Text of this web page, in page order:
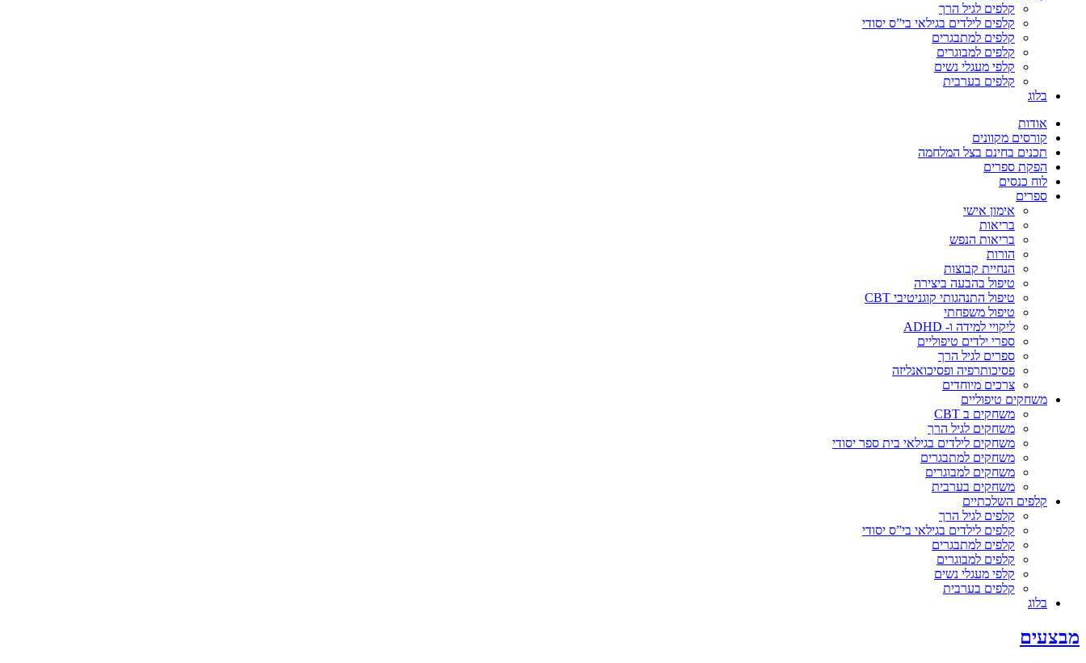
קלפים לגיל הרך
קלפים לילדים בגילאי בי”ס יסודי
קלפים למתבגרים
קלפים למבוגרים
קלפי מעגלי נשים
קלפים בערבית
בלוג
אודות
קורסים מקוונים
תכנים בחינם בצל המלחמה
הפקת ספרים
לוח כנסים
ספרים
אימון אישי
בריאות
בריאות הנפש
הורות
הנחיית קבוצות
טיפול בהבעה ביצירה
טיפול התנהגותי קוגניטיבי CBT
טיפול משפחתי
ליקויי למידה ו- ADHD
ספרי ילדים טיפוליים
ספרים לגיל הרך
פסיכותרפיה ופסיכואנליזה
צרכים מיוחדים
משחקים טיפוליים
משחקים ב CBT
משחקים לגיל הרך
משחקים לילדים בגילאי בית ספר יסודי
משחקים למתבגרים
משחקים למבוגרים
משחקים בערבית
קלפים השלכתיים
קלפים לגיל הרך
קלפים לילדים בגילאי בי”ס יסודי
קלפים למתבגרים
קלפים למבוגרים
קלפי מעגלי נשים
קלפים בערבית
בלוג
מבצעים